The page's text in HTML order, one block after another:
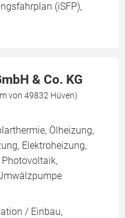
(iSFP),
& Co. KG
von 49832 Hüven)
Ölheizung,
Elektroheizung,
Photovoltaik,
/ Einbau,